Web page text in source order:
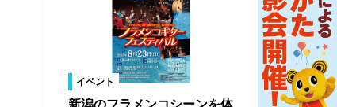
イベント